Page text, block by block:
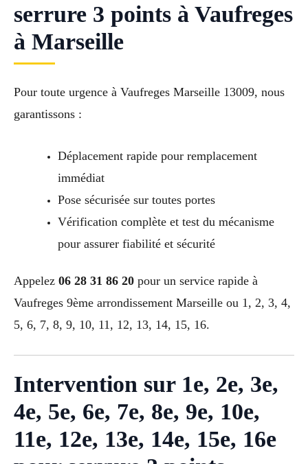
serrure 3 points à Vaufreges
à Marseille
Pour toute urgence à Vaufreges Marseille 13009, nous
garantissons :
Déplacement rapide pour remplacement
immédiat
Pose sécurisée sur toutes portes
Vérification complète et test du mécanisme
pour assurer fiabilité et sécurité
Appelez 06 28 31 86 20 pour un service rapide à
Vaufreges 9ème arrondissement Marseille ou 1, 2, 3, 4,
5, 6, 7, 8, 9, 10, 11, 12, 13, 14, 15, 16.
Intervention sur 1e, 2e, 3e,
4e, 5e, 6e, 7e, 8e, 9e, 10e,
11e, 12e, 13e, 14e, 15e, 16e